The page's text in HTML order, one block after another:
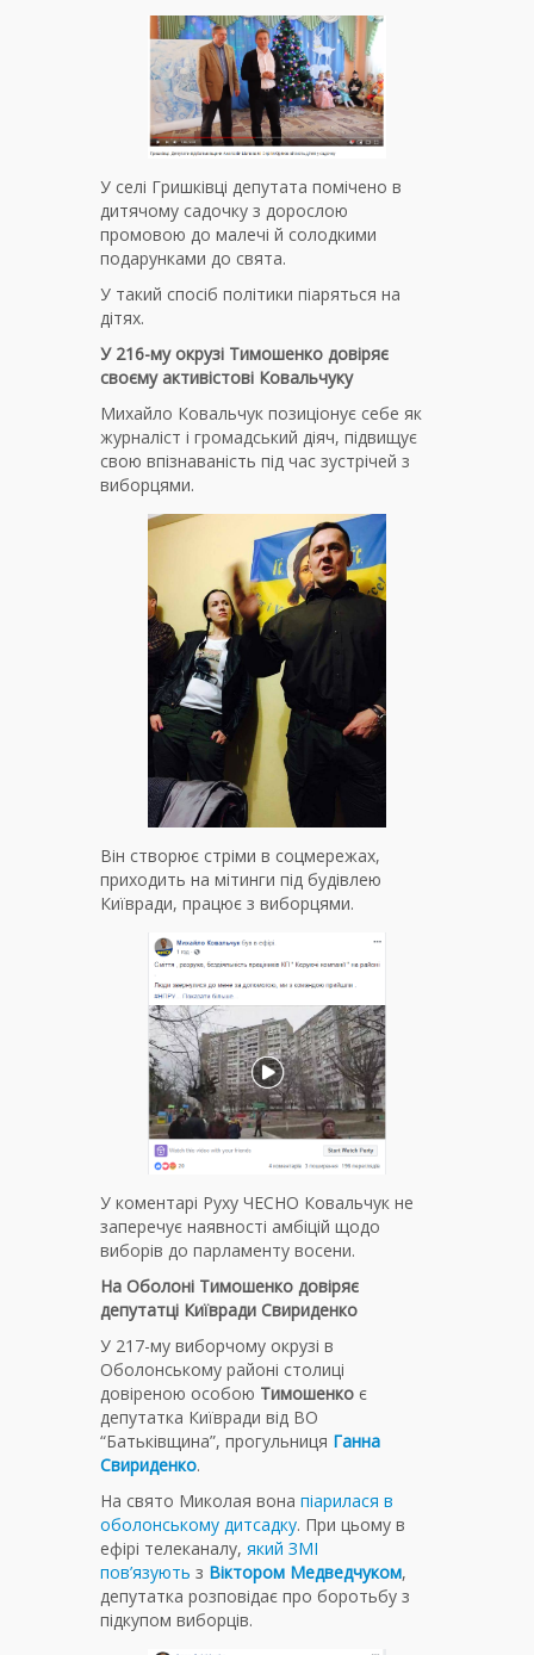
У селі Гришківці депутата помічено в
дитячому садочку з дорослою
промовою до малечі й солодкими
подарунками до свята.
У такий спосіб політики піаряться на
дітях.
У 216-му окрузі Тимошенко довіряє
своєму активістові Ковальчуку
Михайло Ковальчук позиціонує себе як
журналіст і громадський діяч, підвищує
свою впізнаваність під час зустрічей з
виборцями.
Він створює стріми в соцмережах,
приходить на мітинги під будівлею
Київради, працює з виборцями.
У коментарі Руху ЧЕСНО Ковальчук не
заперечує наявності амбіцій щодо
виборів до парламенту восени.
На Оболоні Тимошенко довіряє
депутатці Київради Свириденко
У 217-му виборчому окрузі в
Оболонському районі столиці
довіреною особою Тимошенко є
депутатка Київради від ВО
“Батьківщина”, прогульниця Ганна
Свириденко.
На свято Миколая вона піарилася в
оболонському дитсадку. При цьому в
ефірі телеканалу, який ЗМІ
пов’язують з Віктором Медведчуком,
депутатка розповідає про боротьбу з
підкупом виборців.